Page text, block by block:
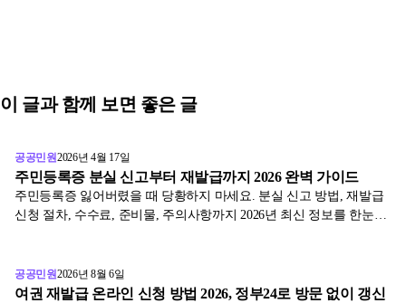
이 글과 함께 보면 좋은 글
공공민원2026년 4월 17일
주민등록증 분실 신고부터 재발급까지 2026 완벽 가이드
주민등록증 잃어버렸을 때 당황하지 마세요. 분실 신고 방법, 재발급
신청 절차, 수수료, 준비물, 주의사항까지 2026년 최신 정보를 한눈에
공공민원2026년 8월 6일
여권 재발급 온라인 신청 방법 2026, 정부24로 방문 없이 갱신